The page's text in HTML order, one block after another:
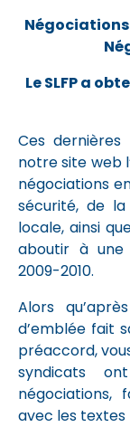
Le SLFP a
Ces
notre site web
négociations
sécurité, de
locale, ainsi
aboutir à une
2009-2010.
Alors
d’emblée fait
préaccord,
syndicats
négociations,
avec les textes